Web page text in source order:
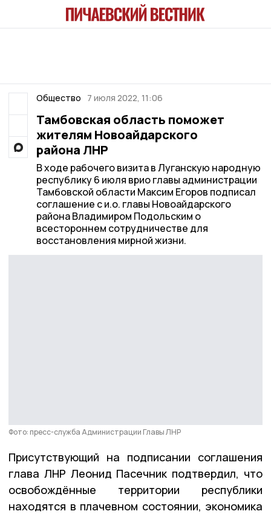
Общество 7 июля 2022, 11:06
Тамбовская область поможет
жителям Новоайдарского
района ЛНР
В ходе рабочего визита в Луганскую народную
республику 6 июля врио главы администрации
Тамбовской области Максим Егоров подписал
соглашение с и.о. главы Новоайдарского
района Владимиром Подольским о
всестороннем сотрудничестве для
восстановления мирной жизни.
Фото: пресс-служба Администрации Главы ЛНР
Присутствующий на подписании соглашения
глава ЛНР Леонид Пасечник подтвердил, что
освобождённые территории республики
находятся в плачевном состоянии, экономика